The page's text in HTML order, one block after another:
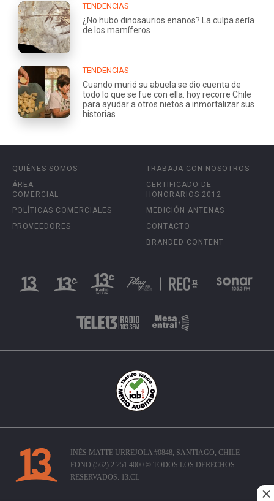
TENDENCIAS
¿No hubo dinosaurios enanos? La culpa sería
de los mamíferos
TENDENCIAS
Cuando murió su abuela se dio cuenta de
todo lo que se fue con ella: hoy recorre Chile
para ayudar a otros nietos a inmortalizar sus
historias
QUIÉNES SOMOS
ÁREA
COMERCIAL
POLÍTICAS COMERCIALES
PROVEEDORES
TRABAJA CON NOSOTROS
CERTIFICADO DE
HONORARIOS 2012
MEDICIÓN ANTENAS
CONTACTO
BRANDED CONTENT
INÉS MATTE URREJOLA #0848, SANTIAGO, CHILE
FONO (562) 2 251 4000 © TODOS LOS DERECHOS
RESERVADOS. 13.CL